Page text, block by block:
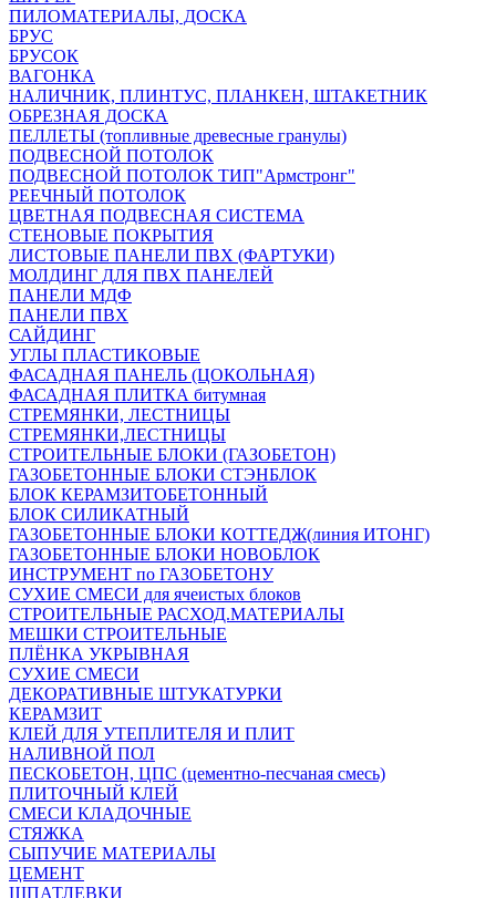
ПИЛОМАТЕРИАЛЫ, ДОСКА
БРУС
БРУСОК
ВАГОНКА
НАЛИЧНИК, ПЛИНТУС, ПЛАНКЕН, ШТАКЕТНИК
ОБРЕЗНАЯ ДОСКА
ПЕЛЛЕТЫ (топливные древесные гранулы)
ПОДВЕСНОЙ ПОТОЛОК
ПОДВЕСНОЙ ПОТОЛОК ТИП"Армстронг"
РЕЕЧНЫЙ ПОТОЛОК
ЦВЕТНАЯ ПОДВЕСНАЯ СИСТЕМА
СТЕНОВЫЕ ПОКРЫТИЯ
ЛИСТОВЫЕ ПАНЕЛИ ПВХ (ФАРТУКИ)
МОЛДИНГ ДЛЯ ПВХ ПАНЕЛЕЙ
ПАНЕЛИ МДФ
ПАНЕЛИ ПВХ
САЙДИНГ
УГЛЫ ПЛАСТИКОВЫЕ
ФАСАДНАЯ ПАНЕЛЬ (ЦОКОЛЬНАЯ)
ФАСАДНАЯ ПЛИТКА битумная
СТРЕМЯНКИ, ЛЕСТНИЦЫ
СТРЕМЯНКИ,ЛЕСТНИЦЫ
СТРОИТЕЛЬНЫЕ БЛОКИ (ГАЗОБЕТОН)
ГАЗОБЕТОННЫЕ БЛОКИ СТЭНБЛОК
БЛОК КЕРАМЗИТОБЕТОННЫЙ
БЛОК СИЛИКАТНЫЙ
ГАЗОБЕТОННЫЕ БЛОКИ КОТТЕДЖ(линия ИТОНГ)
ГАЗОБЕТОННЫЕ БЛОКИ НОВОБЛОК
ИНСТРУМЕНТ по ГАЗОБЕТОНУ
СУХИЕ СМЕСИ для ячеистых блоков
СТРОИТЕЛЬНЫЕ РАСХОД.МАТЕРИАЛЫ
МЕШКИ СТРОИТЕЛЬНЫЕ
ПЛЁНКА УКРЫВНАЯ
СУХИЕ СМЕСИ
ДЕКОРАТИВНЫЕ ШТУКАТУРКИ
КЕРАМЗИТ
КЛЕЙ ДЛЯ УТЕПЛИТЕЛЯ И ПЛИТ
НАЛИВНОЙ ПОЛ
ПЕСКОБЕТОН, ЦПС (цементно-песчаная смесь)
ПЛИТОЧНЫЙ КЛЕЙ
СМЕСИ КЛАДОЧНЫЕ
СТЯЖКА
СЫПУЧИЕ МАТЕРИАЛЫ
ЦЕМЕНТ
ШПАТЛЕВКИ